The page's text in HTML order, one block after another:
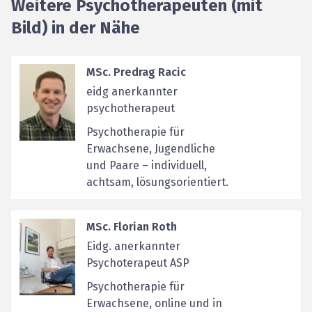
Weitere Psychotherapeuten (mit
Bild) in der Nähe
MSc. Predrag Racic
eidg anerkannter
psychotherapeut
Psychotherapie für
Erwachsene, Jugendliche
und Paare – individuell,
achtsam, lösungsorientiert.
MSc. Florian Roth
Eidg. anerkannter
Psychoterapeut ASP
Psychotherapie für
Erwachsene, online und in